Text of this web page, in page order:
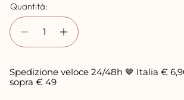
e
z
z
o
n
Quantità:
Spedizione veloce 24/48h 🤎 Italia €
sopra € 49